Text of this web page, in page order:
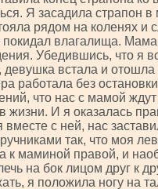
Я засадила страпон
рядом на коленях и
покидал влагалища. Мама
Убедившись, что я
девушка встала и отошла
работала без
что нас с мамой
жизни. И я оказалась
вместе с ней, нас
так, что моя
к маминой правой, и
на бок лицом друг к
я положила ногу на